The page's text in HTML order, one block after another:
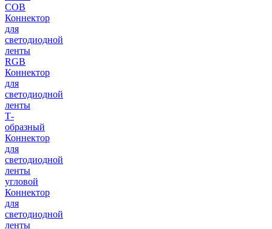
COB
Коннектор
для
светодиодной
ленты
RGB
Коннектор
для
светодиодной
ленты
Т-
образный
Коннектор
для
светодиодной
ленты
угловой
Коннектор
для
светодиодной
ленты